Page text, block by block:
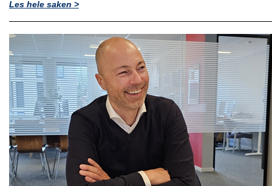
Les hele saken >